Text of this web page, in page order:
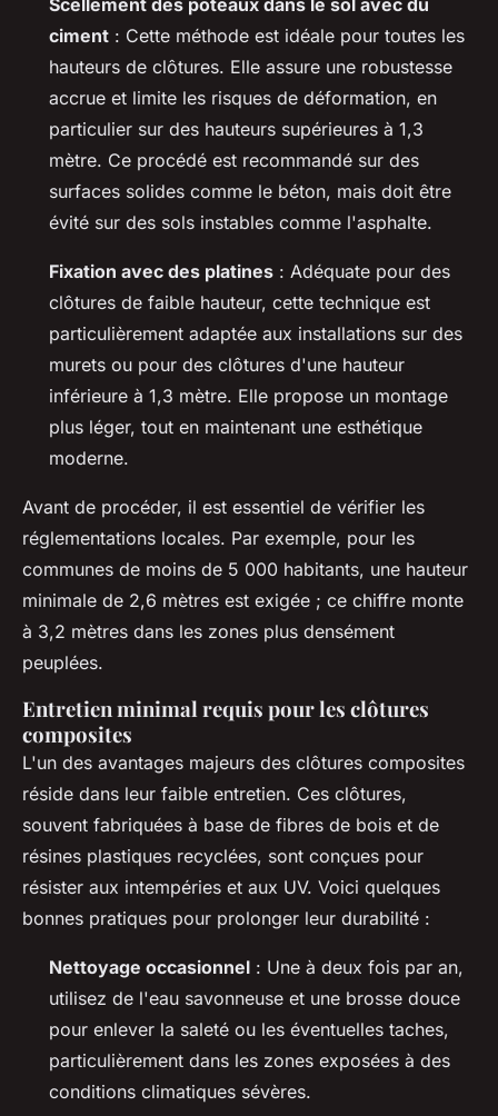
ciment : Cette méthode est idéale pour toutes les
hauteurs de clôtures. Elle assure une robustesse
accrue et limite les risques de déformation, en
particulier sur des hauteurs supérieures à 1,3
mètre. Ce procédé est recommandé sur des
surfaces solides comme le béton, mais doit être
évité sur des sols instables comme l'asphalte.
Fixation avec des platines : Adéquate pour des
clôtures de faible hauteur, cette technique est
particulièrement adaptée aux installations sur des
murets ou pour des clôtures d'une hauteur
inférieure à 1,3 mètre. Elle propose un montage
plus léger, tout en maintenant une esthétique
moderne.
Avant de procéder, il est essentiel de vérifier les
réglementations locales. Par exemple, pour les
communes de moins de 5 000 habitants, une hauteur
minimale de 2,6 mètres est exigée ; ce chiffre monte
à 3,2 mètres dans les zones plus densément
peuplées.
Entretien minimal requis pour les clôtures
composites
L'un des avantages majeurs des clôtures composites
réside dans leur faible entretien. Ces clôtures,
souvent fabriquées à base de fibres de bois et de
résines plastiques recyclées, sont conçues pour
résister aux intempéries et aux UV. Voici quelques
bonnes pratiques pour prolonger leur durabilité :
Nettoyage occasionnel : Une à deux fois par an,
utilisez de l'eau savonneuse et une brosse douce
pour enlever la saleté ou les éventuelles taches,
particulièrement dans les zones exposées à des
conditions climatiques sévères.